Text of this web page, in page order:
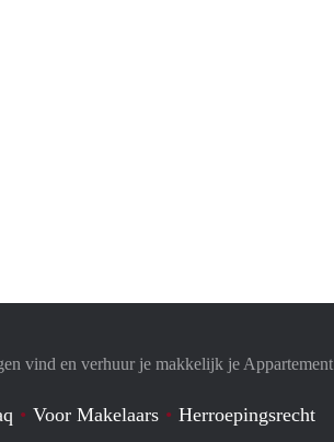
vind en verhuur je makkelijk je Appartement
Voor Makelaars Herroepingsrecht